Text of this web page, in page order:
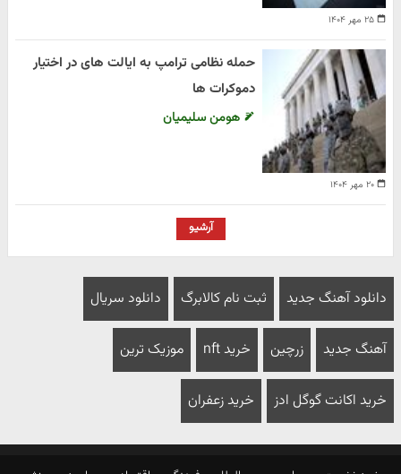
۲۵ مهر ۱۴۰۴
۲۰ مهر ۱۴۰۴
حمله نظامی ترامپ به ایالت های در اختیار
دموکرات ها
هومن سلیمیان
آرشیو
دانلود آهنگ جدید ثبت نام کالابرگ دانلود سریال
آهنگ جدید زرچین خرید nft موزیک ترین
خرید اکانت گوگل ادز خرید زعفران